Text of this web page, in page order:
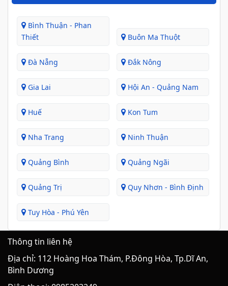
Bình Thuận - Phan
Thiết
Buôn Ma Thuột
Đà Nẵng Đắk Nông
Gia Lai Hội An - Quảng Nam
Huế Kon Tum
Nha Trang Ninh Thuận
Quảng Bình Quảng Ngãi
Quảng Trị Quy Nhơn - Bình Định
Tuy Hòa - Phú Yên
Thông tin liên hệ
Địa chỉ: 112 Hoàng Hoa Thám, P.Đông Hòa, Tp.Dĩ An,
Bình Dương